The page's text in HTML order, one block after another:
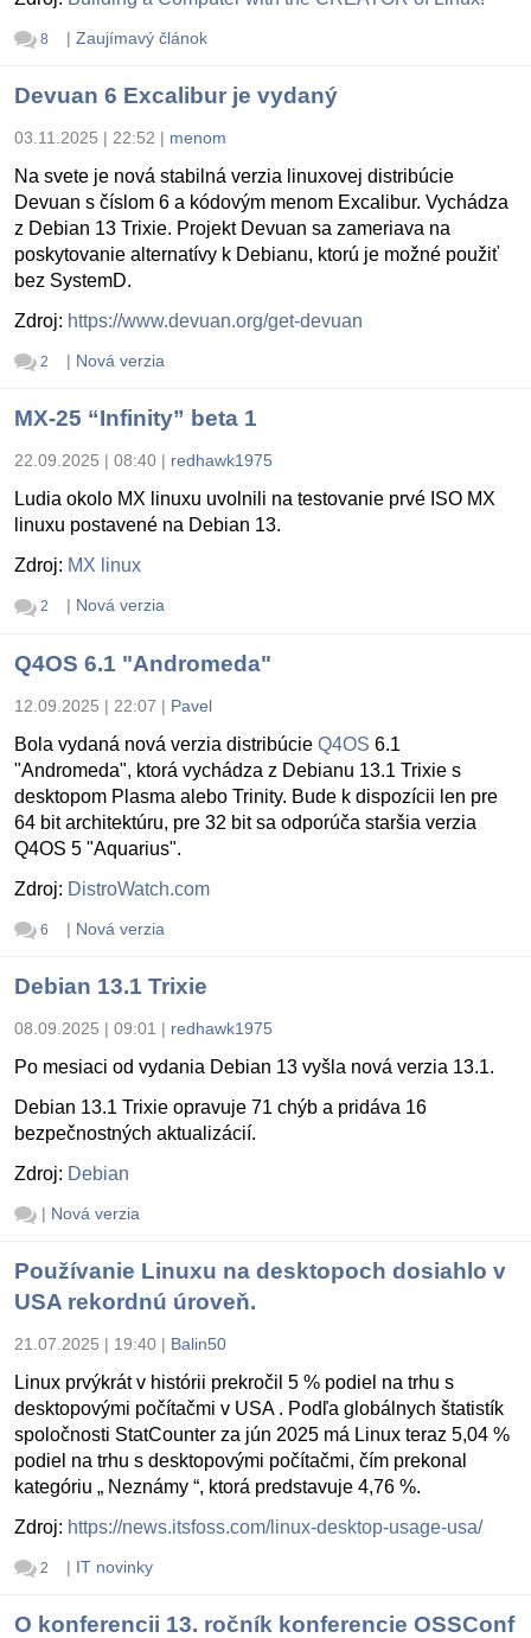
8 | Zaujímavý článok
Devuan 6 Excalibur je vydaný
03.11.2025 | 22:52 | menom
Na svete je nová stabilná verzia linuxovej distribúcie
Devuan s číslom 6 a kódovým menom Excalibur. Vychádza
z Debian 13 Trixie. Projekt Devuan sa zameriava na
poskytovanie alternatívy k Debianu, ktorú je možné použiť
bez SystemD.
Zdroj: https://www.devuan.org/get-devuan
2 | Nová verzia
MX-25 “Infinity” beta 1
22.09.2025 | 08:40 | redhawk1975
Ludia okolo MX linuxu uvolnili na testovanie prvé ISO MX
linuxu postavené na Debian 13.
Zdroj: MX linux
2 | Nová verzia
Q4OS 6.1 "Andromeda"
12.09.2025 | 22:07 | Pavel
Bola vydaná nová verzia distribúcie Q4OS 6.1
"Andromeda", ktorá vychádza z Debianu 13.1 Trixie s
desktopom Plasma alebo Trinity. Bude k dispozícii len pre
64 bit architektúru, pre 32 bit sa odporúča staršia verzia
Q4OS 5 "Aquarius".
Zdroj: DistroWatch.com
6 | Nová verzia
Debian 13.1 Trixie
08.09.2025 | 09:01 | redhawk1975
Po mesiaci od vydania Debian 13 vyšla nová verzia 13.1.
Debian 13.1 Trixie opravuje 71 chýb a pridáva 16
bezpečnostných aktualizácií.
Zdroj: Debian
| Nová verzia
Používanie Linuxu na desktopoch dosiahlo v
USA rekordnú úroveň.
21.07.2025 | 19:40 | Balin50
Linux prvýkrát v histórii prekročil 5 % podiel na trhu s
desktopovými počítačmi v USA . Podľa globálnych štatistík
spoločnosti StatCounter za jún 2025 má Linux teraz 5,04 %
podiel na trhu s desktopovými počítačmi, čím prekonal
kategóriu „ Neznámy “, ktorá predstavuje 4,76 %.
Zdroj: https://news.itsfoss.com/linux-desktop-usage-usa/
2 | IT novinky
O konferencii 13. ročník konferencie OSSConf